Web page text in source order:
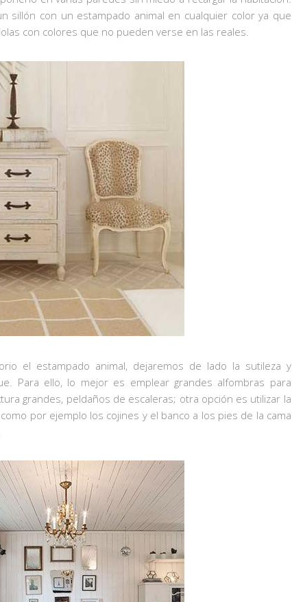
sillón con un estampado animal en cualquier color ya que
con colores que no pueden verse en las reales.
el estampado animal, dejaremos de lado la sutileza y
Para ello, lo mejor es emplear grandes alfombras para
grandes, peldaños de escaleras; otra opción es utilizar la
por ejemplo los cojines y el banco a los pies de la cama